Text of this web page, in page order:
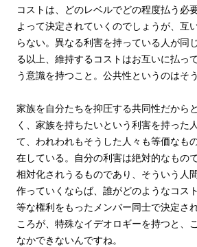
コストは、どのレベルでどの程度払う必
よって決定されていくのでしょうが、互
らない。異なる利害を持っている人が同
る以上、維持するコストはお互いに払っ
う意識を持つこと。公共性というのはそ
家族を自分たちを抑圧する共同性だから
く、家族を持ちたいという利害を持った
て、われわれもそうした人々も等価なも
在している。自分の利害は絶対的なもの
相対化されうるものであり、そういう人
作っていくならば、誰がどのようなコス
等な権利をもったメンバー同士で決定さ
ころが、特殊なイデオロギーを持つと、
なかできないんですね。